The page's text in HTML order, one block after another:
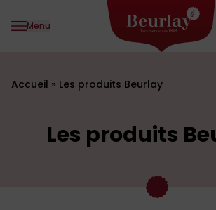
Menu
Accueil » Les produits Beurlay
Les produits